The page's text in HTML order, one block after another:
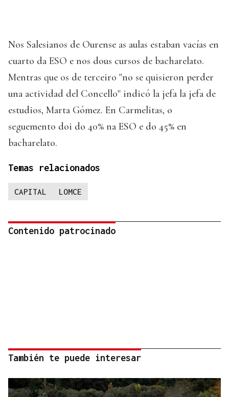
Nos Salesianos de Ourense as aulas estaban vacías en
cuarto da ESO e nos dous cursos de bacharelato.
Mentras que os de terceiro "no se quisieron perder
una actividad del Concello" indicó la jefa la jefa de
estudios, Marta Gómez. En Carmelitas, o
seguemento doi do 40% na ESO e do 45% en
bacharelato.
Temas relacionados
CAPITAL LOMCE
Contenido patrocinado
También te puede interesar